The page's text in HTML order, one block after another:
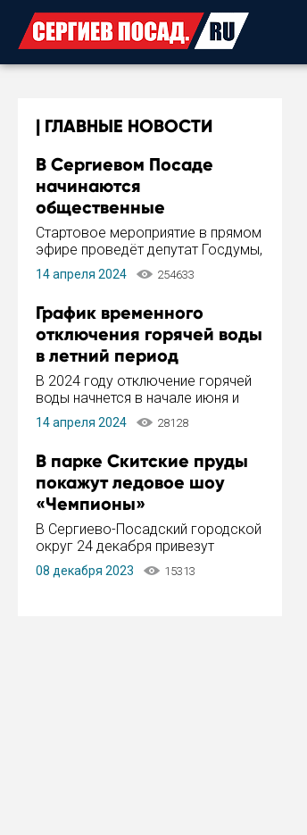
ГЛАВНЫЕ НОВОСТИ
В Сергиевом Посаде
начинаются
общественные
обсуждения Стратегии
развития города
Стартовое мероприятие в прямом
эфире проведёт депутат Госдумы,
инициатор и автор Концепции
развития Сергиева Посада и
Пахомов.
14 апреля 2024 254633
График временного
отключения горячей воды
в летний период
В 2024 году отключение горячей
воды начнется в начале июня и
завершится в конце августа.
Период отключения составит не
14 апреля 2024 28128
В парке Скитские пруды
покажут ледовое шоу
«Чемпионы»
В Сергиево-Посадский городской
округ 24 декабря привезут
ледовый тур «Чемпионы»
заслуженного мастера спорта,
08 декабря 2023 15313